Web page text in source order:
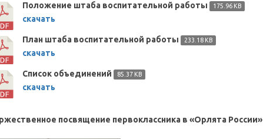
Положение штаба воспитательной работы 175.96 KB
скачать
План штаба воспитательной работы 233.18 KB
скачать
Список объединений 85.37 KB
скачать
посвящение первоклассника в «Орлята России»